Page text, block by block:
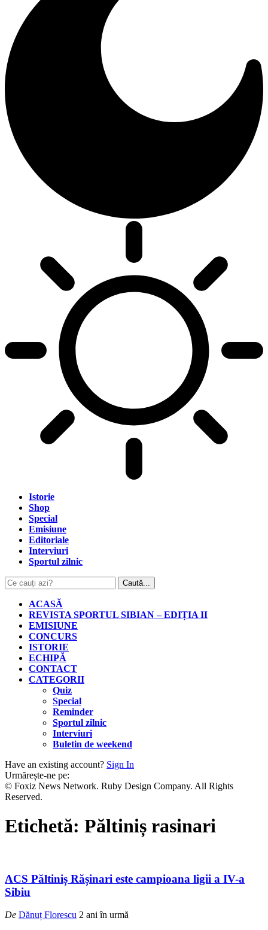
Istorie
Shop
Special
Emisiune
Editoriale
Interviuri
Sportul zilnic
ACASĂ
REVISTA SPORTUL SIBIAN – EDIȚIA II
EMISIUNE
CONCURS
ISTORIE
ECHIPĂ
CONTACT
CATEGORII
Quiz
Special
Reminder
Sportul zilnic
Interviuri
Buletin de weekend
Have an existing account? Sign In
Urmărește-ne pe:
© Foxiz News Network. Ruby Design Company. All Rights
Reserved.
Etichetă: Păltiniș rasinari
ACS Păltiniș Rășinari este campioana ligii a IV-a
Sibiu
De Dănuț Florescu 2 ani în urmă